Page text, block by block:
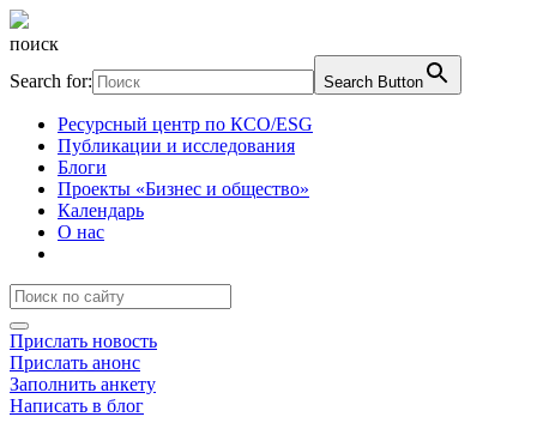
поиск
Search for:
Search Button
Ресурсный центр по КСО/ESG
Публикации и исследования
Блоги
Проекты «Бизнес и общество»
Календарь
О нас
Прислать новость
Прислать анонс
Заполнить анкету
Написать в блог